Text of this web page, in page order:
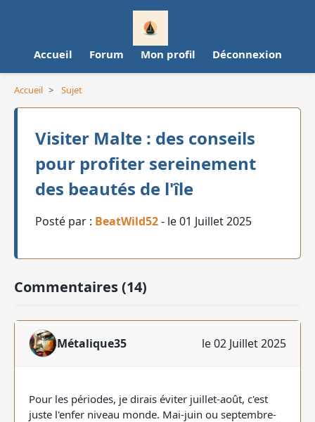
Accueil Forum Mon profil Déconnexion
Accueil > Sujet
Visiter Malte : des conseils
pour profiter sereinement
des beautés de l'île
Posté par : BeatWild52- le 01 Juillet 2025
Commentaires (14)
Métalique35 le 02 Juillet 2025
Pour les périodes, je dirais éviter juillet-août, c'est
juste l'enfer niveau monde. Mai-juin ou septembre-